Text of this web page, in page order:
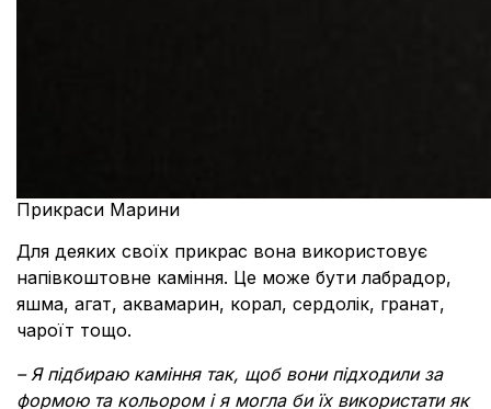
Прикраси Марини
Для деяких своїх прикрас вона використовує
напівкоштовне каміння. Це може бути лабрадор,
яшма, агат, аквамарин, корал, сердолік, гранат,
чароїт тощо.
– Я підбираю каміння так, щоб вони підходили за
формою та кольором і я могла би їх використати як